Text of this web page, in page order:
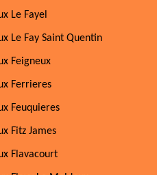
Le Fayel
Le Fay Saint Quentin
Feigneux
Ferrieres
Feuquieres
Fitz James
Flavacourt